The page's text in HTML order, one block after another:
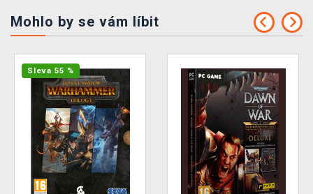
Mohlo by se vám líbit
Sleva 55 %